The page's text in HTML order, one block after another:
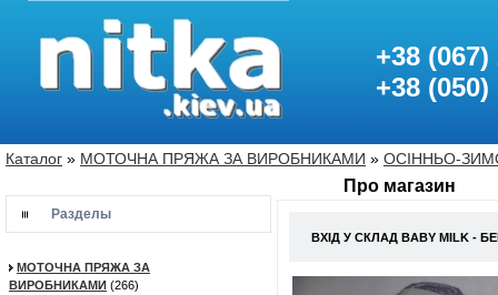
+38 (067)
+38 (050)
Каталог » МОТОЧНА ПРЯЖА ЗА ВИРОБНИКАМИ » ОСІННЬО-
Разделы
МОТОЧНА ПРЯЖА ЗА
ВИРОБНИКАМИ (266)
Про магазин
ВХІД У СКЛАД BABY MILK -